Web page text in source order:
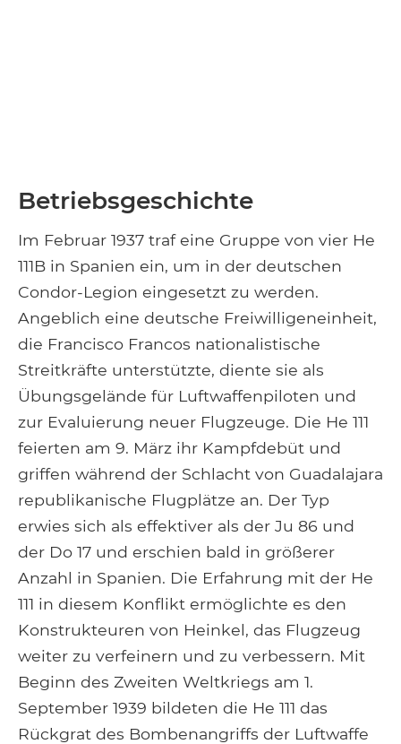
Betriebsgeschichte
Im Februar 1937 traf eine Gruppe von vier He
111B in Spanien ein, um in der deutschen
Condor-Legion eingesetzt zu werden.
Angeblich eine deutsche Freiwilligeneinheit,
die Francisco Francos nationalistische
Streitkräfte unterstützte, diente sie als
Übungsgelände für Luftwaffenpiloten und
zur Evaluierung neuer Flugzeuge. Die He 111
feierten am 9. März ihr Kampfdebüt und
griffen während der Schlacht von Guadalajara
republikanische Flugplätze an. Der Typ
erwies sich als effektiver als der Ju 86 und
der Do 17 und erschien bald in größerer
Anzahl in Spanien. Die Erfahrung mit der He
111 in diesem Konflikt ermöglichte es den
Konstrukteuren von Heinkel, das Flugzeug
weiter zu verfeinern und zu verbessern. Mit
Beginn des Zweiten Weltkriegs am 1.
September 1939 bildeten die He 111 das
Rückgrat des Bombenangriffs der Luftwaffe